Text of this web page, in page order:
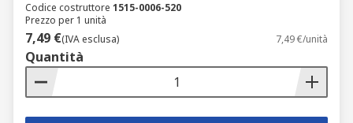
Codice costruttore 1515-0006-520
Prezzo per 1 unità
7,49 €(IVA esclusa) 7,49 €/unità
Quantità